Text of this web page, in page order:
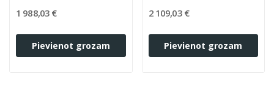
1 988,03 €
Pievienot grozam
2 109,03 €
Pievienot grozam